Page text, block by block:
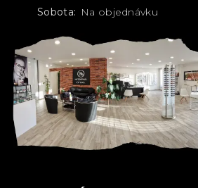
Sobota: Na objednávku